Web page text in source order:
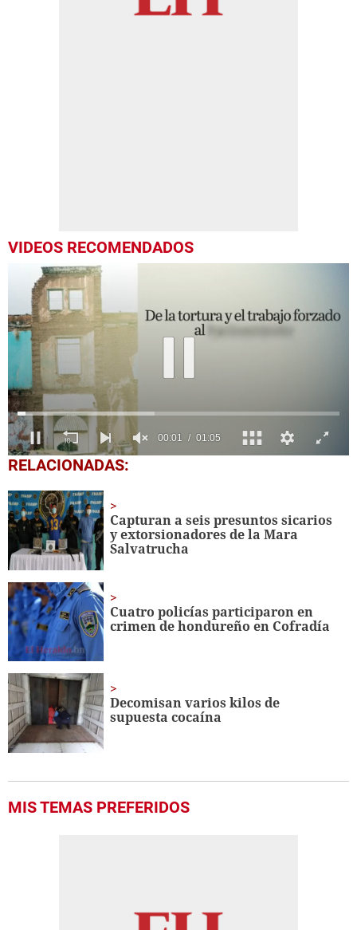
VIDEOS RECOMENDADOS
0
seconds
1
minute,
5
seconds
RELACIONADAS:
Capturan a seis presuntos sicarios
y extorsionadores de la Mara
Salvatrucha
Cuatro policías participaron en
crimen de hondureño en Cofradía
Decomisan varios kilos de
supuesta cocaína
MIS TEMAS PREFERIDOS